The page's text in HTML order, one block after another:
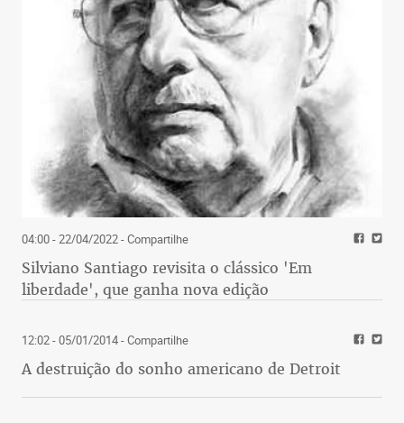
04:00 - 22/04/2022- Compartilhe
Silviano Santiago revisita o clássico 'Em
liberdade', que ganha nova edição
12:02 - 05/01/2014- Compartilhe
A destruição do sonho americano de Detroit